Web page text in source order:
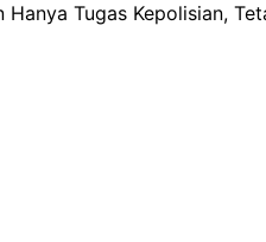
Tugas Kepolisian,